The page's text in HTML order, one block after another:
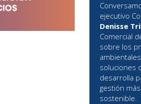
ejecutivo
Denisse
Comercial
sobre los
soluciones
desarrolla
gestión
sostenible.